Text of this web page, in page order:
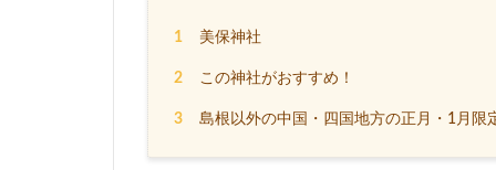
1 美保神社
2 この神社がおすすめ！
3 島根以外の中国・四国地方の正月・1月限